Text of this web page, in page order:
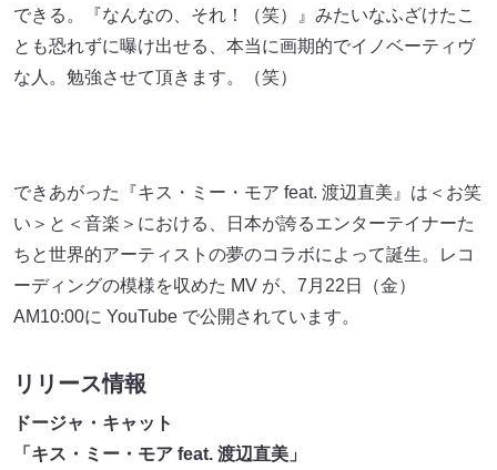
できる。『なんなの、それ！（笑）』みたいなふざけたこ
とも恐れずに曝け出せる、本当に画期的でイノベーティヴ
な⼈。勉強させて頂きます。（笑）
できあがった『キス・ミー・モア feat. 渡辺直美』は＜お笑
い＞と＜⾳楽＞における、⽇本が誇るエンターテイナーた
ちと世界的アーティストの夢のコラボによって誕⽣。レコ
ーディングの模様を収めた MV が、7月22日（⾦）
AM10:00に YouTube で公開されています。
リリース情報
ドージャ・キャット
「キス・ミー・モア feat. 渡辺直美」